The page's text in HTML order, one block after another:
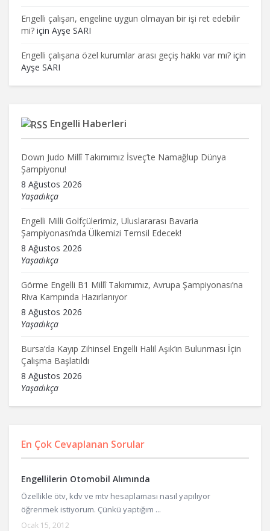
Engelli çalışan, engeline uygun olmayan bir işi ret edebilir
mi? için Ayşe SARI
Engelli çalışana özel kurumlar arası geçiş hakkı var mı? için
Ayşe SARI
Engelli Haberleri
Down Judo Millî Takımımız İsveç’te Namağlup Dünya
Şampiyonu!
8 Ağustos 2026
Yaşadıkça
Engelli Milli Golfçülerimiz, Uluslararası Bavaria
Şampiyonası’nda Ülkemizi Temsil Edecek!
8 Ağustos 2026
Yaşadıkça
Görme Engelli B1 Millî Takımımız, Avrupa Şampiyonası’na
Riva Kampında Hazırlanıyor
8 Ağustos 2026
Yaşadıkça
Bursa’da Kayıp Zihinsel Engelli Halil Aşık’ın Bulunması İçin
Çalışma Başlatıldı
8 Ağustos 2026
Yaşadıkça
En Çok Cevaplanan Sorular
Engellilerin Otomobil Alımında
Özellikle ötv, kdv ve mtv hesaplaması nasıl yapılıyor
öğrenmek istiyorum. Çünkü yaptığım ...
Ocak 15, 2012